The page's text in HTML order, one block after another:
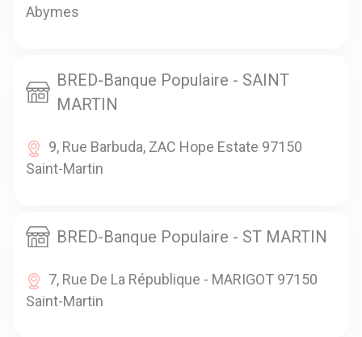
Abymes
BRED-Banque Populaire - SAINT
MARTIN
9, Rue Barbuda, ZAC Hope Estate 97150
Saint-Martin
BRED-Banque Populaire - ST MARTIN
7, Rue De La République - MARIGOT 97150
Saint-Martin